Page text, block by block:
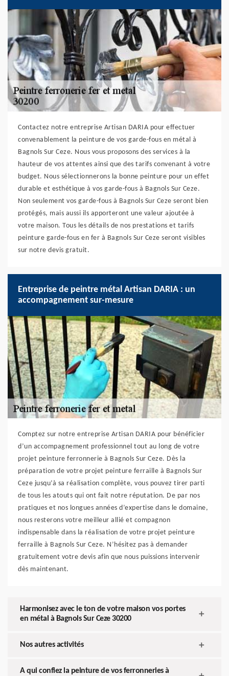
Contactez notre entreprise Artisan DARIA pour effectuer
convenablement la peinture de vos garde-fous en métal à
Bagnols Sur Ceze. Nous vous proposons des services à la
hauteur de vos attentes ainsi que des tarifs convenant à votre
budget. Nous sélectionnerons la bonne peinture pour un effet
durable et esthétique à vos garde-fous à Bagnols Sur Ceze.
Non seulement vos garde-fous à Bagnols Sur Ceze seront bien
protégés, mais aussi ils apporteront une valeur ajoutée à
votre maison. Tous les détails de nos prestations et tarifs
peinture garde-fous en fer à Bagnols Sur Ceze seront visibles
sur notre devis gratuit.
Entreprise de peintre métal Artisan DARIA : un
accompagnement sur-mesure
Comptez sur notre entreprise Artisan DARIA pour bénéficier
d’un accompagnement professionnel tout au long de votre
projet peinture ferronnerie à Bagnols Sur Ceze. Dès la
préparation de votre projet peinture ferraille à Bagnols Sur
Ceze jusqu’à sa réalisation complète, vous pouvez tirer parti
de tous les atouts qui ont fait notre réputation. De par nos
pratiques et nos longues années d’expertise dans le domaine,
nous resterons votre meilleur allié et compagnon
indispensable dans la réalisation de votre projet peinture
ferraille à Bagnols Sur Ceze. N’hésitez pas à demander
gratuitement votre devis afin que nous puissions intervenir
dès maintenant.
Harmonisez avec le ton de votre maison vos portes
en métal à Bagnols Sur Ceze 30200
Nos autres activités
A qui confiez la peinture de vos ferronneries à